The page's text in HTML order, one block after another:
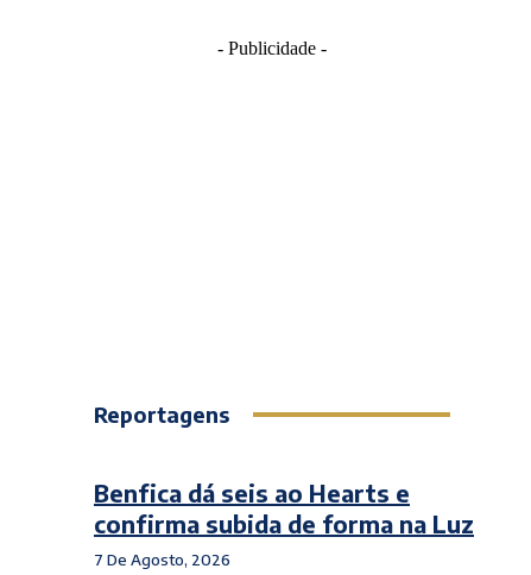
- Publicidade -
Reportagens
Benfica dá seis ao Hearts e
confirma subida de forma na Luz
7 De Agosto, 2026